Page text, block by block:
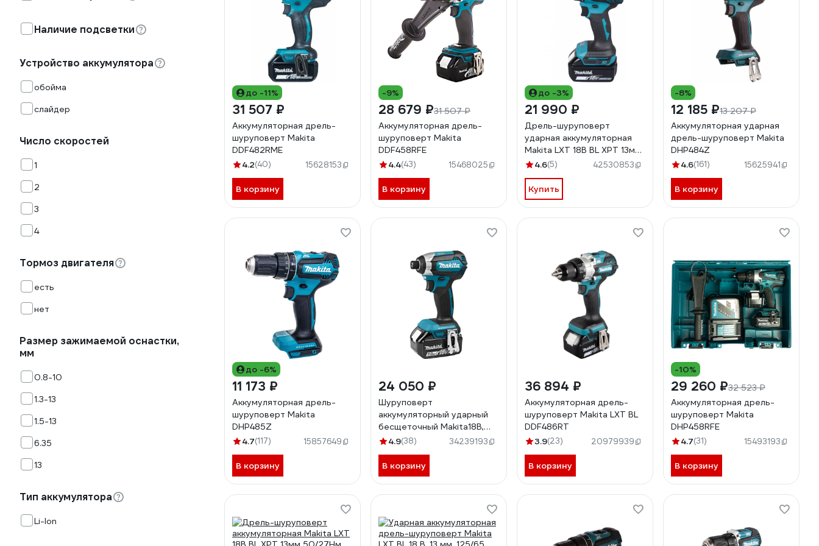
Наличие подсветки
Устройство аккумулятора
обойма
слайдер
Число скоростей
1
2
3
4
Тормоз двигателя
есть
нет
Размер зажимаемой оснастки,
мм
0.8-10
1.3-13
1.5-13
6.35
13
Тип аккумулятора
Li-Ion
до -11%
31 507 ₽
Аккумуляторная дрель-
шуруповерт Makita
DDF482RME
4.2(40) 15628153
В корзину
-9%
28 679 ₽31 507 ₽
Аккумуляторная дрель-
шуруповерт Makita
DDF458RFE
4.4(43) 15468025
В корзину
до -3%
21 990 ₽
Дрель-шуруповерт
ударная аккумуляторная
Makita LXT 18В BL XPT 13мм
50/27Нм 2х3,0 Ач АКБ ЗУ
4.6(5) 42530853
Купить
-8%
12 185 ₽13 207 ₽
Аккумуляторная ударная
дрель-шуруповерт Makita
DHP484Z
4.6(161) 15625941
В корзину
до -6%
11 173 ₽
Аккумуляторная дрель-
шуруповерт Makita
DHP485Z
4.7(117) 15857649
В корзину
24 050 ₽
Шуруповерт
аккумуляторный ударный
бесщеточный Makita18В,
18В,1x5Ач, Li-ion,0-
гр1\4",1.3кг,кейс,170Нм,М5-
М16 DTD153RT
4.9(38) 34239193
В корзину
36 894 ₽
Аккумуляторная дрель-
шуруповерт Makita LXT BL
DDF486RT
3.9(23) 20979939
В корзину
-10%
29 260 ₽32 523 ₽
Аккумуляторная дрель-
шуруповерт Makita
DHP458RFE
4.7(31) 15493193
В корзину